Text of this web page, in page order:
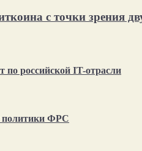
с точки зрения
российской IT-отрасли
политики ФРС